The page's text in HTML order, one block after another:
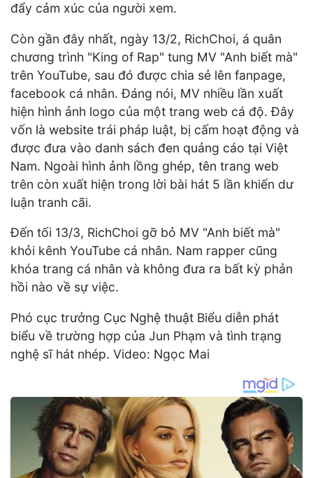
đẩy cảm xúc của người xem.
Còn gần đây nhất, ngày 13/2, RichChoi, á quân
chương trình "King of Rap" tung MV "Anh biết mà"
trên YouTube, sau đó được chia sẻ lên fanpage,
facebook cá nhân. Đáng nói, MV nhiều lần xuất
hiện hình ảnh logo của một trang web cá độ. Đây
vốn là website trái pháp luật, bị cấm hoạt động và
được đưa vào danh sách đen quảng cáo tại Việt
Nam. Ngoài hình ảnh lồng ghép, tên trang web
trên còn xuất hiện trong lời bài hát 5 lần khiến dư
luận tranh cãi.
Đến tối 13/3, RichChoi gỡ bỏ MV "Anh biết mà"
khỏi kênh YouTube cá nhân. Nam rapper cũng
khóa trang cá nhân và không đưa ra bất kỳ phản
hồi nào về sự việc.
Phó cục trưởng Cục Nghệ thuật Biểu diễn phát
biểu về trường hợp của Jun Phạm và tình trạng
nghệ sĩ hát nhép. Video: Ngọc Mai